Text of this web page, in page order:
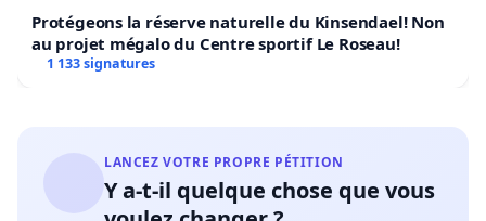
Protégeons la réserve naturelle du Kinsendael! Non
au projet mégalo du Centre sportif Le Roseau!
1 133 signatures
LANCEZ VOTRE PROPRE PÉTITION
Y a-t-il quelque chose que vous